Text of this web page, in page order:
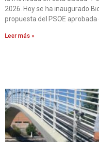
2026. Hoy se ha inaugurado
propuesta del PSOE
Leer más »